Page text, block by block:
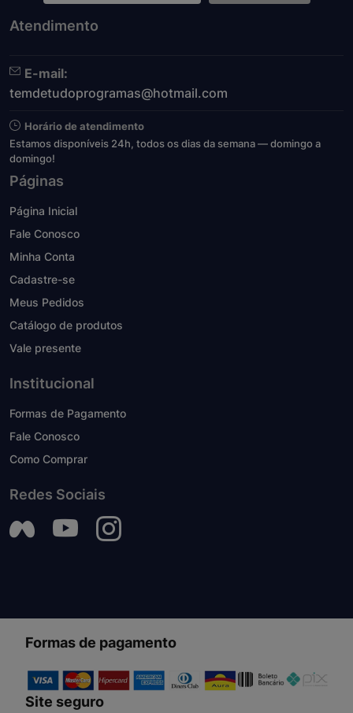
Atendimento
E-mail:
temdetudoprogramas@hotmail.com
Horário de atendimento
Estamos disponíveis 24h, todos os dias da semana — domingo a
domingo!
Páginas
Página Inicial
Fale Conosco
Minha Conta
Cadastre-se
Meus Pedidos
Catálogo de produtos
Vale presente
Institucional
Formas de Pagamento
Fale Conosco
Como Comprar
Redes Sociais
Formas de pagamento
Site seguro